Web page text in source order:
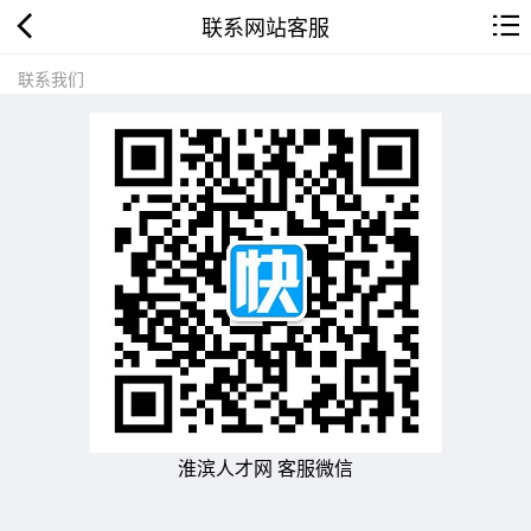
联系网站客服
联系我们
淮滨人才网 客服微信